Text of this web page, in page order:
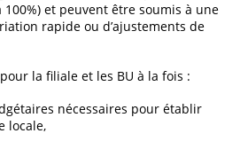
100%) et peuvent être soumis à une
rapide ou d’ajustements de
la filiale et les BU à la fois :
nécessaires pour établir
locale,